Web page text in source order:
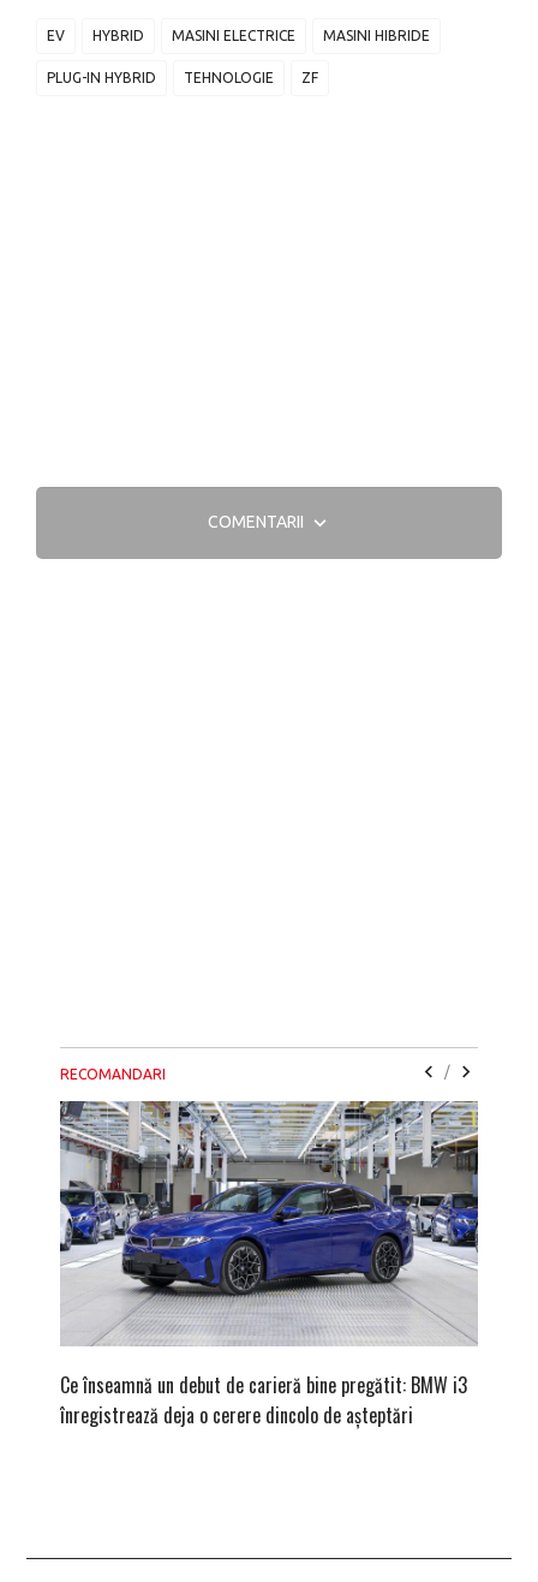
EV HYBRID MASINI ELECTRICE MASINI HIBRIDE
PLUG-IN HYBRID TEHNOLOGIE ZF
COMENTARII
RECOMANDARI /
Ce înseamnă un debut de carieră bine pregătit: BMW i3
înregistrează deja o cerere dincolo de așteptări